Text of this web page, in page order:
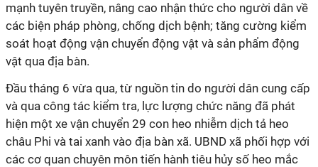
mạnh tuyên truyền, nâng cao nhận thức cho người dân về
các biện pháp phòng, chống dịch bệnh; tăng cường kiểm
soát hoạt động vận chuyển động vật và sản phẩm động
vật qua địa bàn.
Đầu tháng 6 vừa qua, từ nguồn tin do người dân cung cấp
và qua công tác kiểm tra, lực lượng chức năng đã phát
hiện một xe vận chuyển 29 con heo nhiễm dịch tả heo
châu Phi và tai xanh vào địa bàn xã. UBND xã phối hợp với
các cơ quan chuyên môn tiến hành tiêu hủy số heo mắc